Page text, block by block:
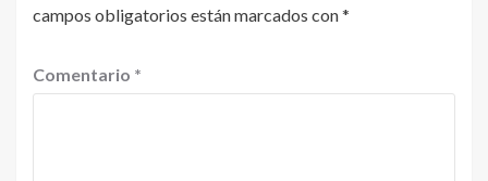
campos obligatorios están marcados con*
Comentario *